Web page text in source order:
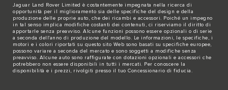
Jaguar Land Rover Limited è costantemente impegnata nella ricerca di
opportunità per il miglioramento sia delle specifiche del design e della
produzione delle proprie auto, che dei ricambi e accessori. Poiché un impegno
in tal senso implica modifiche costanti dei contenuti, ci riserviamo il diritto di
apportarle senza preavviso. Alcune funzioni possono essere opzionali o di serie
a seconda dell'anno di produzione del modello. Le informazioni, le specifiche, i
motori e i colori riportati su questo sito Web sono basati su specifiche europee,
possono variare a seconda del mercato e sono soggetti a modifiche senza
preavviso. Alcune auto sono raffigurate con dotazioni opzionali e accessori che
potrebbero non essere disponibili in tutti i mercati. Per conoscere la
disponibilità e i prezzi, rivolgiti presso il tuo Concessionario di fiducia.